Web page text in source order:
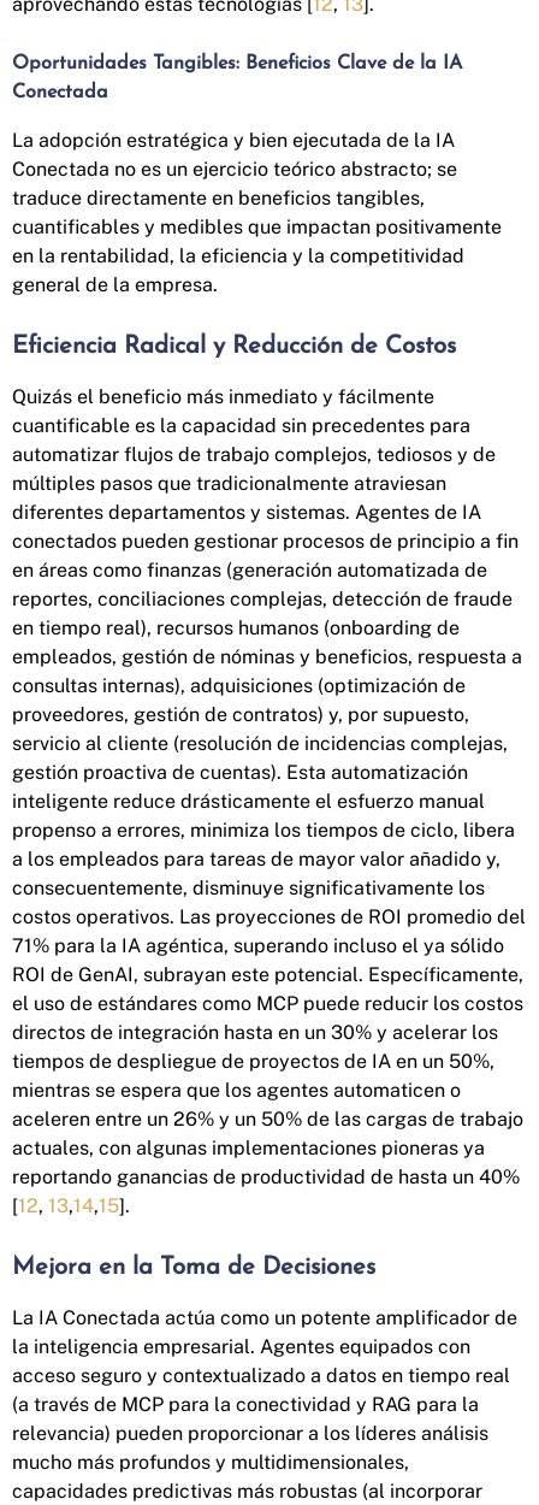
Oportunidades Tangibles: Beneficios Clave de la IA
Conectada
La adopción estratégica y bien ejecutada de la IA
Conectada no es un ejercicio teórico abstracto; se
traduce directamente en beneficios tangibles,
cuantificables y medibles que impactan positivamente
en la rentabilidad, la eficiencia y la competitividad
general de la empresa.
Eficiencia Radical y Reducción de Costos
Quizás el beneficio más inmediato y fácilmente
cuantificable es la capacidad sin precedentes para
automatizar flujos de trabajo complejos, tediosos y de
múltiples pasos que tradicionalmente atraviesan
diferentes departamentos y sistemas. Agentes de IA
conectados pueden gestionar procesos de principio a fin
en áreas como finanzas (generación automatizada de
reportes, conciliaciones complejas, detección de fraude
en tiempo real), recursos humanos (onboarding de
empleados, gestión de nóminas y beneficios, respuesta a
consultas internas), adquisiciones (optimización de
proveedores, gestión de contratos) y, por supuesto,
servicio al cliente (resolución de incidencias complejas,
gestión proactiva de cuentas). Esta automatización
inteligente reduce drásticamente el esfuerzo manual
propenso a errores, minimiza los tiempos de ciclo, libera
a los empleados para tareas de mayor valor añadido y,
consecuentemente, disminuye significativamente los
costos operativos. Las proyecciones de ROI promedio del
71% para la IA agéntica, superando incluso el ya sólido
ROI de GenAI, subrayan este potencial. Específicamente,
el uso de estándares como MCP puede reducir los costos
directos de integración hasta en un 30% y acelerar los
tiempos de despliegue de proyectos de IA en un 50%,
mientras se espera que los agentes automaticen o
aceleren entre un 26% y un 50% de las cargas de trabajo
actuales, con algunas implementaciones pioneras ya
reportando ganancias de productividad de hasta un 40%
[12, 13,14,15].
Mejora en la Toma de Decisiones
La IA Conectada actúa como un potente amplificador de
la inteligencia empresarial. Agentes equipados con
acceso seguro y contextualizado a datos en tiempo real
(a través de MCP para la conectividad y RAG para la
relevancia) pueden proporcionar a los líderes análisis
mucho más profundos y multidimensionales,
capacidades predictivas más robustas (al incorporar